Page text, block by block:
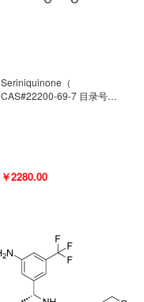
Seriniquinone（
CAS#22200-69-7 目录号
￥2280.00